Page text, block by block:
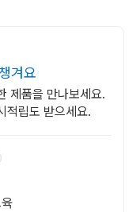
겨요
제품을 만나보세요.
적립도 받으세요.